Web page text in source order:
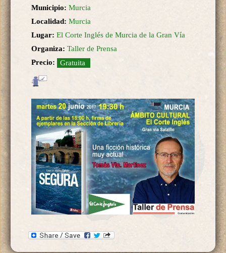
Municipio: Murcia
Localidad: Murcia
Lugar: El Corte Inglés de Murcia de la Gran Vía
Organiza: Taller de Prensa
Precio:
Gratuita